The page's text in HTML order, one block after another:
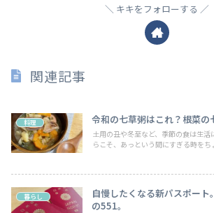
キキをフォローする
関連記事
料理 令和の七草粥はこれ？根菜の
土用の丑や冬至など、季節の食は生
らこそ、あっという間にすぎる時をち
暮らし
自慢したくなる新パスポー
の551。